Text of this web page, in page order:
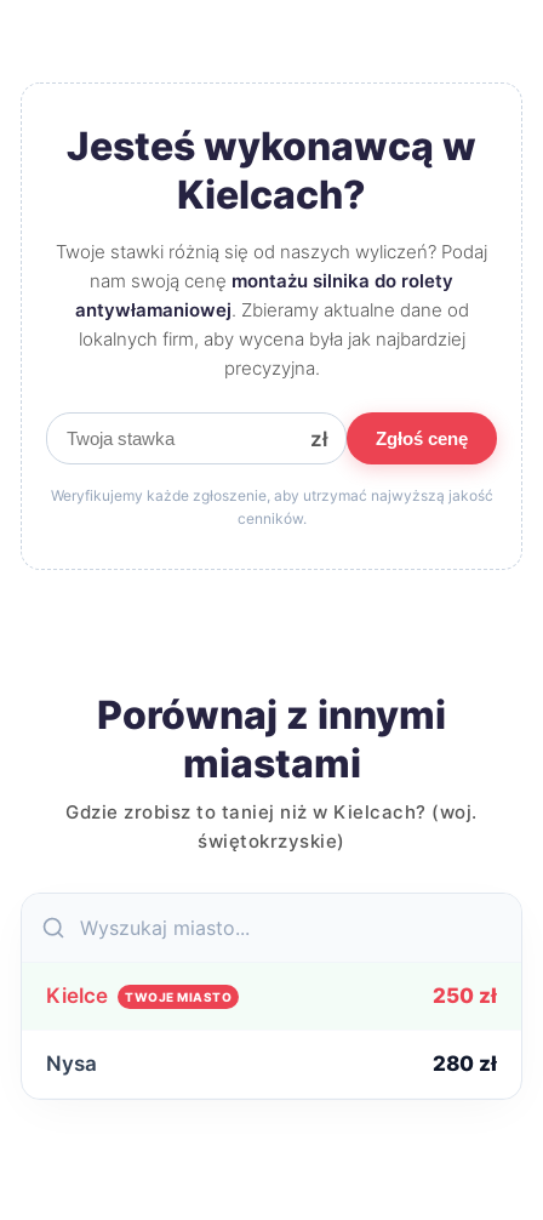
Jesteś wykonawcą w
Kielcach?
Twoje stawki różnią się od naszych wyliczeń? Podaj
nam swoją cenę montażu silnika do rolety
antywłamaniowej. Zbieramy aktualne dane od
lokalnych firm, aby wycena była jak najbardziej
precyzyjna.
zł Zgłoś cenę
Weryfikujemy każde zgłoszenie, aby utrzymać najwyższą jakość
cenników.
Porównaj z innymi
miastami
Gdzie zrobisz to taniej niż w Kielcach? (woj.
świętokrzyskie)
Kielce TWOJE MIASTO 250 zł
Nysa 280 zł